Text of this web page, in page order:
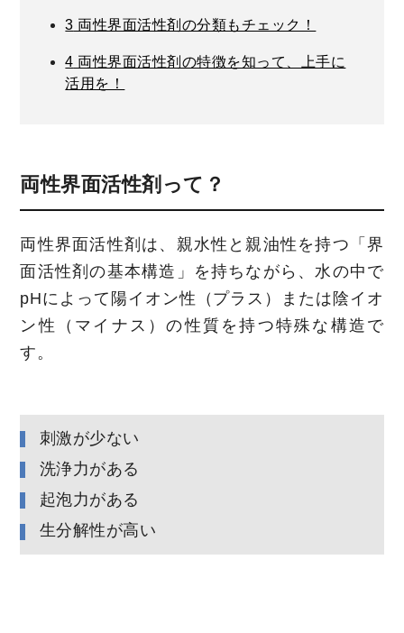
3 両性界面活性剤の分類もチェック！
4 両性界面活性剤の特徴を知って、上手に
活用を！
両性界面活性剤って？
両性界面活性剤は、親水性と親油性を持つ「界
面活性剤の基本構造」を持ちながら、水の中で
pHによって陽イオン性（プラス）または陰イオ
ン性（マイナス）の性質を持つ特殊な構造で
す。
刺激が少ない
洗浄力がある
起泡力がある
生分解性が高い